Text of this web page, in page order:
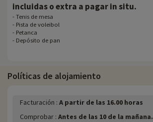
incluidas o extra a pagar in situ.
- Tenis de mesa
- Pista de voleibol
- Petanca
- Depósito de pan
Políticas de alojamiento
Facturación : A partir de las 16.00 horas
Comprobar : Antes de las 10 de la mañana.